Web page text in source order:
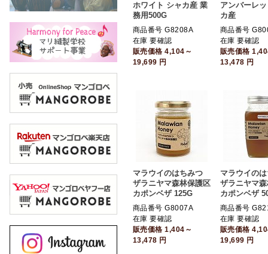
ホワイト シャカ産 業
務用500G
商品番号 G8208A
在庫 要確認
販売価格4,104～
19,699 円
アンバーレ
カ産
商品番号
在庫 要確認
販売価格
13,478 円
マラウイのはちみつ
ザラニヤマ森林保護区
カポンベザ 125G
商品番号 G8007A
在庫 要確認
販売価格1,404～
13,478 円
マラウイの
ザラニヤマ
カポンベザ
商品番号
在庫 要確認
販売価格
19,699 円